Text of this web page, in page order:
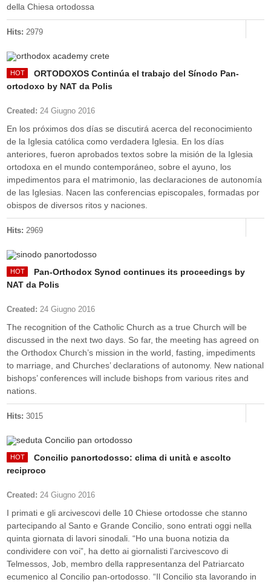
della Chiesa ortodossa
Hits: 2979
ORTODOXOS Continúa el trabajo del Sínodo Pan-
ortodoxo by NAT da Polis
Created: 24 Giugno 2016
En los próximos dos días se discutirá acerca del reconocimiento
de la Iglesia católica como verdadera Iglesia. En los días
anteriores, fueron aprobados textos sobre la misión de la Iglesia
ortodoxa en el mundo contemporáneo, sobre el ayuno, los
impedimentos para el matrimonio, las declaraciones de autonomía
de las Iglesias. Nacen las conferencias episcopales, formadas por
obispos de diversos ritos y naciones.
Hits: 2969
Pan-Orthodox Synod continues its proceedings by
NAT da Polis
Created: 24 Giugno 2016
The recognition of the Catholic Church as a true Church will be
discussed in the next two days. So far, the meeting has agreed on
the Orthodox Church’s mission in the world, fasting, impediments
to marriage, and Churches’ declarations of autonomy. New national
bishops’ conferences will include bishops from various rites and
nations.
Hits: 3015
Concilio panortodosso: clima di unità e ascolto
reciproco
Created: 24 Giugno 2016
I primati e gli arcivescovi delle 10 Chiese ortodosse che stanno
partecipando al Santo e Grande Concilio, sono entrati oggi nella
quinta giornata di lavori sinodali. “Ho una buona notizia da
condividere con voi”, ha detto ai giornalisti l’arcivescovo di
Telmessos, Job, membro della rappresentanza del Patriarcato
ecumenico al Concilio pan-ortodosso. “Il Concilio sta lavorando in